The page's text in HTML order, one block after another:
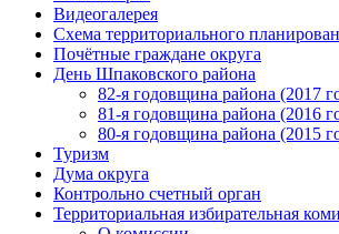
Видеогалерея
Схема территориального
Почётные граждане округа
День Шпаковского района
82-я годовщина района (2017
81-я годовщина района (2016
80-я годовщина района (2015
Туризм
Дума округа
Контрольно счетный орган
Территориальная избирательная